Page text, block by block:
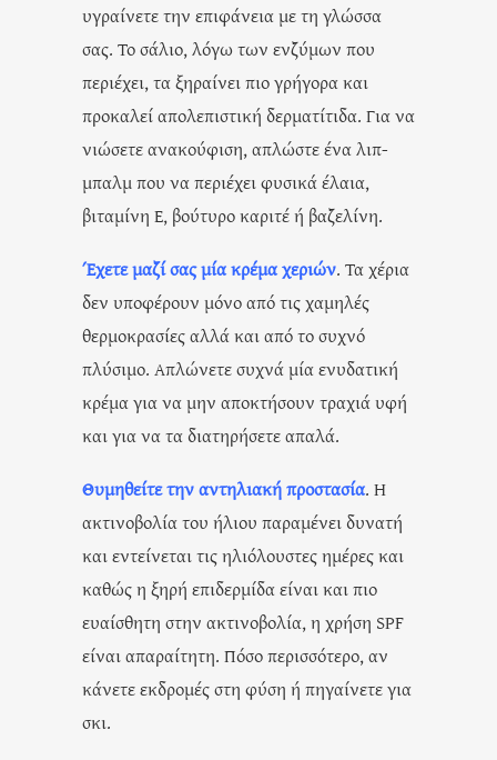
υγραίνετε την επιφάνεια με τη γλώσσα
σας. Το σάλιο, λόγω των ενζύμων που
περιέχει, τα ξηραίνει πιο γρήγορα και
προκαλεί απολεπιστική δερματίτιδα. Για να
νιώσετε ανακούφιση, απλώστε ένα λιπ-
μπαλμ που να περιέχει φυσικά έλαια,
βιταμίνη Ε, βούτυρο καριτέ ή βαζελίνη.
Έχετε μαζί σας μία κρέμα χεριών. Τα χέρια
δεν υποφέρουν μόνο από τις χαμηλές
θερμοκρασίες αλλά και από το συχνό
πλύσιμο. Απλώνετε συχνά μία ενυδατική
κρέμα για να μην αποκτήσουν τραχιά υφή
και για να τα διατηρήσετε απαλά.
Θυμηθείτε την αντηλιακή προστασία. Η
ακτινοβολία του ήλιου παραμένει δυνατή
και εντείνεται τις ηλιόλουστες ημέρες και
καθώς η ξηρή επιδερμίδα είναι και πιο
ευαίσθητη στην ακτινοβολία, η χρήση SPF
είναι απαραίτητη. Πόσο περισσότερο, αν
κάνετε εκδρομές στη φύση ή πηγαίνετε για
σκι.